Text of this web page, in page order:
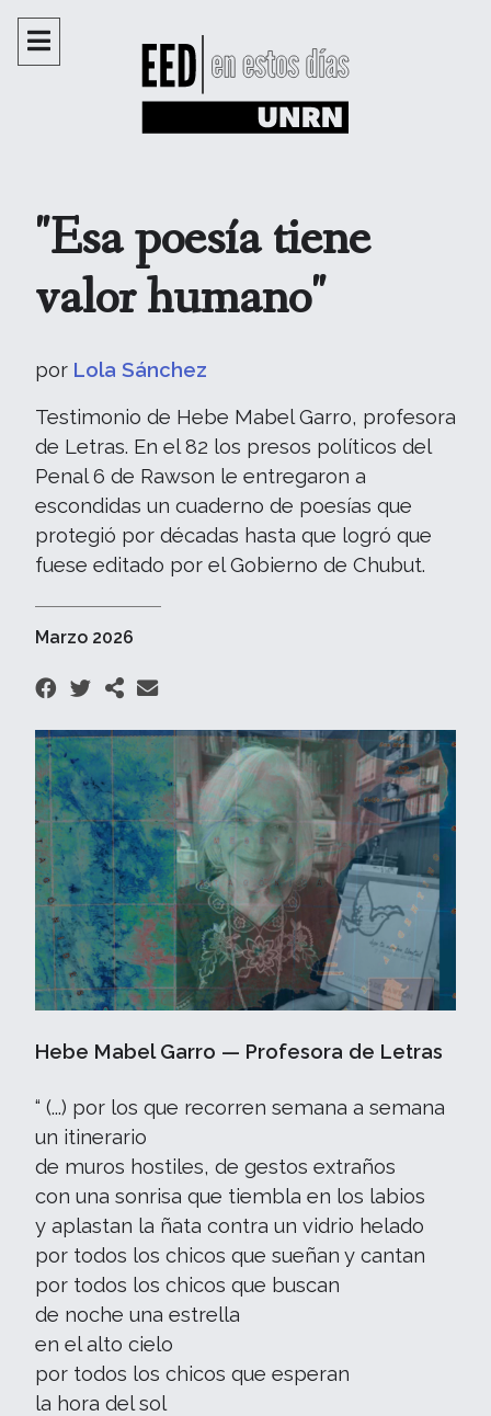
"Esa poesía tiene
valor humano"
por Lola Sánchez
Testimonio de Hebe Mabel Garro, profesora
de Letras. En el 82 los presos políticos del
Penal 6 de Rawson le entregaron a
escondidas un cuaderno de poesías que
protegió por décadas hasta que logró que
fuese editado por el Gobierno de Chubut.
Marzo 2026
Hebe Mabel Garro — Profesora de Letras
“ (...) por los que recorren semana a semana
un itinerario
de muros hostiles, de gestos extraños
con una sonrisa que tiembla en los labios
y aplastan la ñata contra un vidrio helado
por todos los chicos que sueñan y cantan
por todos los chicos que buscan
de noche una estrella
en el alto cielo
por todos los chicos que esperan
la hora del sol